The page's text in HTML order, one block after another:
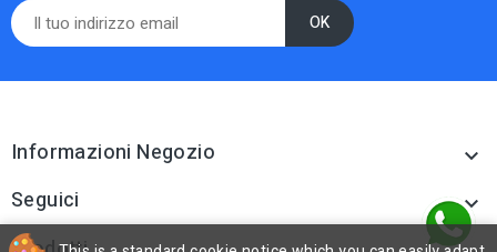
Informazioni Negozio 
Seguici 